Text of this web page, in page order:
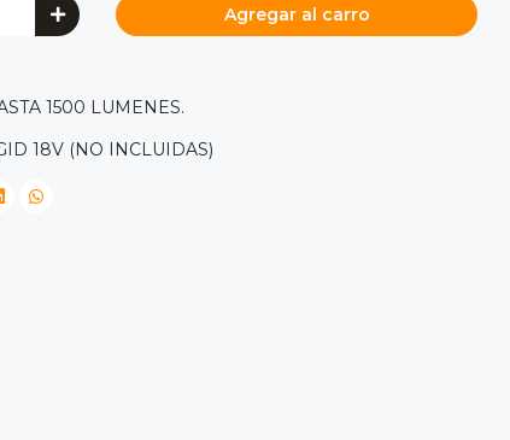
Agregar al carro
1500 LUMENES.
18V (NO INCLUIDAS)